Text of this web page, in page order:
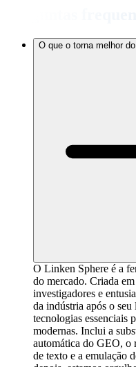
Perguntas
O que o torna melhor
O Linken Sphere é a
do mercado. Criada
investigadores e
da indústria após o seu
tecnologias essenciais
modernas. Inclui a
automática do GEO, o
de texto e a emulação